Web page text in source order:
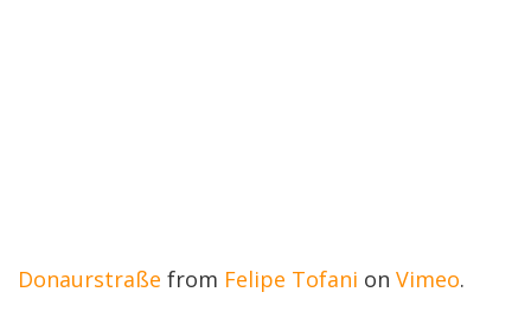
Donaurstraße from Felipe Tofani on Vimeo.